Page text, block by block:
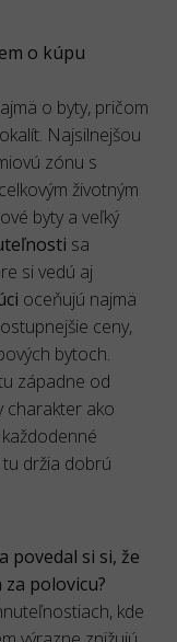
o kúpu
o byty, pričom
Najsilnejšou
zónu s
životným
byty a veľký
sa
si vedú aj
oceňujú najmä
ceny,
bytoch.
západne od
charakter ako
tu držia dobrú
povedal si si, že
polovicu?
kde